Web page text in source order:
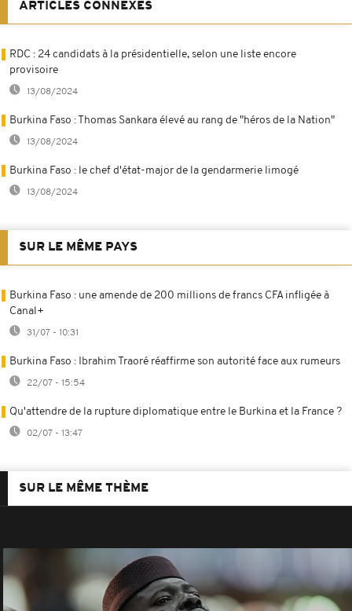
ARTICLES CONNEXES
RDC : 24 candidats à la présidentielle, selon une liste encore
provisoire
13/08/2024
Burkina Faso : Thomas Sankara élevé au rang de "héros de la Nation"
13/08/2024
Burkina Faso : le chef d'état-major de la gendarmerie limogé
13/08/2024
SUR LE MÊME PAYS
Burkina Faso : une amende de 200 millions de francs CFA infligée à
Canal+
31/07 - 10:31
Burkina Faso : Ibrahim Traoré réaffirme son autorité face aux rumeurs
22/07 - 15:54
Qu'attendre de la rupture diplomatique entre le Burkina et la France ?
02/07 - 13:47
SUR LE MÊME THÈME